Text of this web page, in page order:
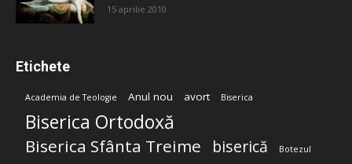
15 aprilie 2010
Etichete
Academia de Teologie Anul nou avort Biserica
Biserica Ortodoxă
Biserica Sfânta Treime biserică Botezul